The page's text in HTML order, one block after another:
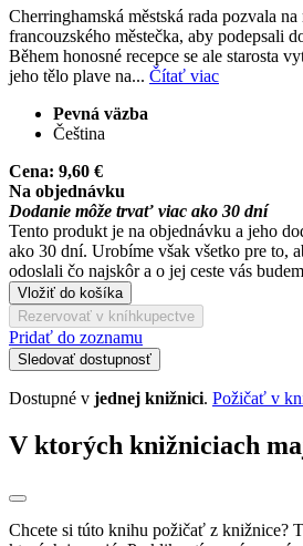
Cherringhamská městská rada pozvala na
francouzského městečka, aby podepsali
Během honosné recepce se ale starosta
jeho tělo plave na... Čítať viac
Pevná väzba
Čeština
Cena: 9,60 €
Na objednávku
Dodanie môže trvať viac ako 30 dní
Tento produkt je na objednávku a jeho
ako 30 dní. Urobíme však všetko pre to,
odoslali čo najskôr a o jej ceste vás
Vložiť do košíka
Rezervovať v kníhkupectve
Pridať do zoznamu
Sledovať dostupnosť
Dostupné v jednej knižnici. Požičať v
V ktorých knižniciach
Chcete si túto knihu požičať z knižnice?